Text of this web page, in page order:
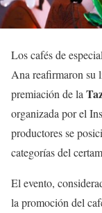
Los cafés de
Ana reafirmaron su
premiación de la
organizada por el
productores se
categorías del
El evento,
la promoción del